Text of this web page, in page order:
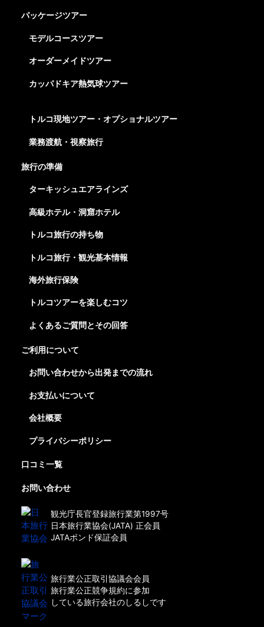
パッケージツアー
モデルコースツアー
オーダーメイドツアー
カッパドキア熱気球ツアー
トルコ現地ツアー・オプショナルツアー
業務渡航・視察旅行
旅行の準備
ターキッシュエアラインズ
高級ホテル・洞窟ホテル
トルコ旅行の持ち物
トルコ旅行・観光基本情報
海外旅行保険
トルコツアーを楽しむコツ
よくあるご質問とその回答
ご利用について
お問い合わせから出発までの流れ
お支払いについて
会社概要
プライバシーポリシー
口コミ一覧
お問い合わせ
観光庁長官登録旅行業第1997号
日本旅行業協会(JATA) 正会員
JATAボンド保証会員
旅行業公正取引協議会会員
旅行業公正競争規約に参加
している旅行会社のしるしです